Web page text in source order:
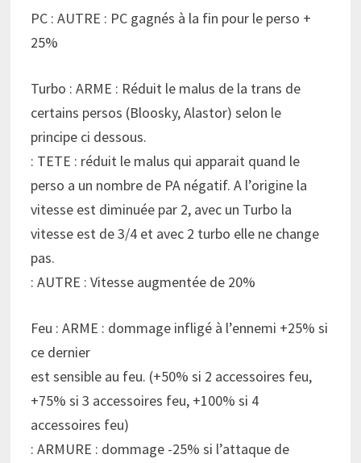
PC : AUTRE : PC gagnés à la fin pour le perso +
25%
Turbo : ARME : Réduit le malus de la trans de
certains persos (Bloosky, Alastor) selon le
principe ci dessous.
: TETE : réduit le malus qui apparait quand le
perso a un nombre de PA négatif. A l’origine la
vitesse est diminuée par 2, avec un Turbo la
vitesse est de 3/4 et avec 2 turbo elle ne change
pas.
: AUTRE : Vitesse augmentée de 20%
Feu : ARME : dommage infligé à l’ennemi +25% si
ce dernier
est sensible au feu. (+50% si 2 accessoires feu,
+75% si 3 accessoires feu, +100% si 4
accessoires feu)
: ARMURE : dommage -25% si l’attaque de